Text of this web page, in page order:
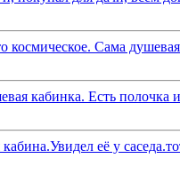
космическое. Сама
кабинка. Есть полочка
её у